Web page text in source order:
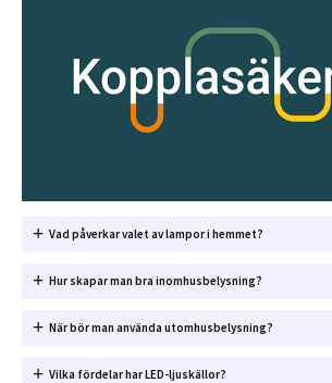
Vad påverkar valet av lampor i hemmet?
Hur skapar man bra inomhusbelysning?
När bör man använda utomhusbelysning?
Vilka fördelar har LED-ljuskällor?